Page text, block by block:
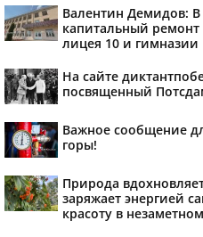
Валентин Демидов:
капитальный ремонт
лицея 10 и гимназии
На сайте
посвященный
Важное сообщение
горы!
Природа
заряжает энергией
красоту в незаметном